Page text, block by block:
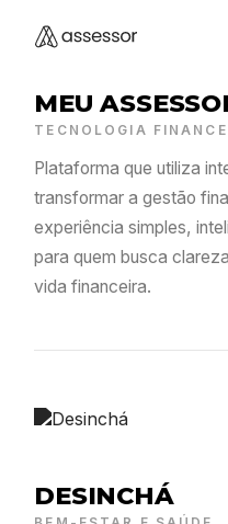
MEU
TECNOLOGIA
Plataforma que utiliza
transformar a gestão
experiência simples,
para quem busca
vida financeira.
DESINCHÁ